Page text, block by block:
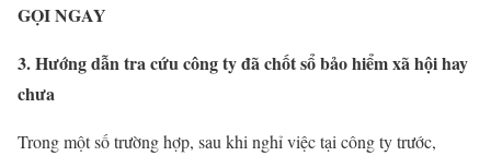
GỌI NGAY
3. Hướng dẫn tra cứu công ty đã chốt sổ bảo hiểm xã hội hay
chưa
Trong một số trường hợp, sau khi nghỉ việc tại công ty trước,